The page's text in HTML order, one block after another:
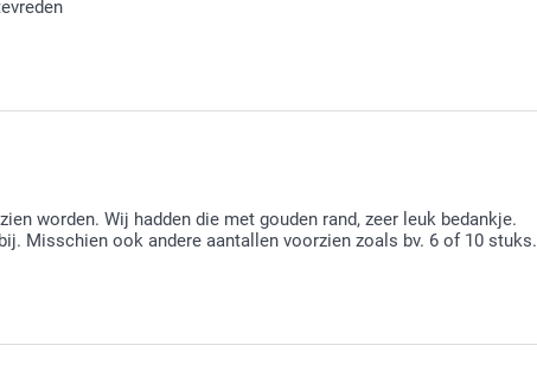
te mogen afwerken.
worden. Wij hadden die met gouden rand, zeer leuk bedankje.
Misschien ook andere aantallen voorzien zoals bv. 6 of 10 stuks.